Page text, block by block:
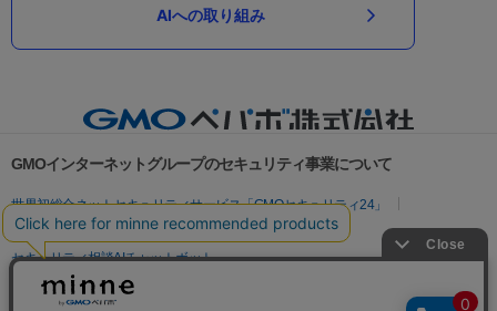
AIへの取り組み
GMOインターネットグループのセキュリティ事業について
世界初総合ネットセキュリティサービス「GMOセキュリティ24」
パスワード漏洩診断
Webサイトリスク診断
セキュリティ相談AIチャットボット
実在証明・盗聴対策